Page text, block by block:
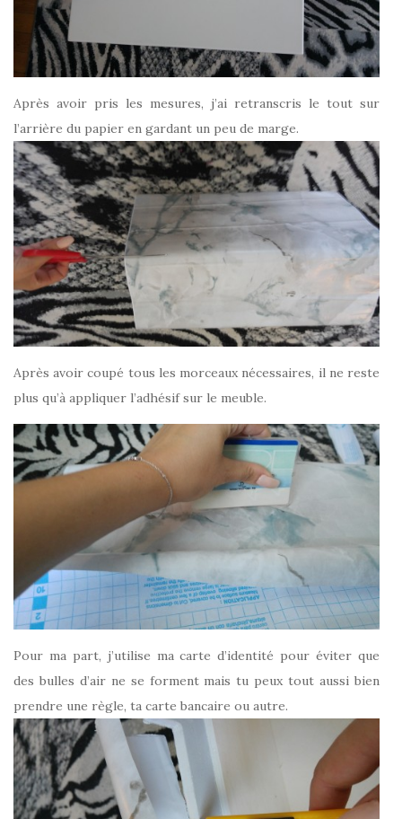
Après avoir pris les mesures, j’ai retranscris le tout sur
l’arrière du papier en gardant un peu de marge.
Après avoir coupé tous les morceaux nécessaires, il ne reste
plus qu’à appliquer l’adhésif sur le meuble.
Pour ma part, j’utilise ma carte d’identité pour éviter que
des bulles d’air ne se forment mais tu peux tout aussi bien
prendre une règle, ta carte bancaire ou autre.